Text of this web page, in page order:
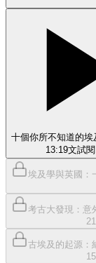
十個你所不知道的埃
13:19文試閱
埃及學與英國：
考古大發現：意
古埃及的起源：